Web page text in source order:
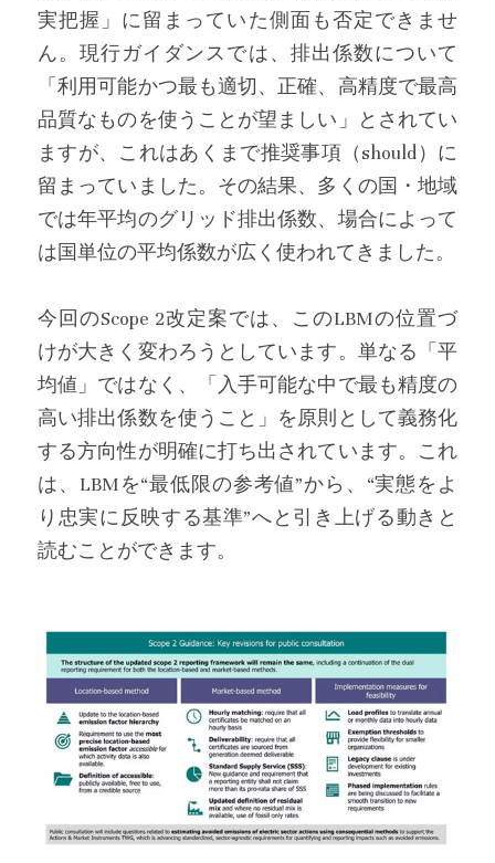
実把握」に留まっていた側面も否定できませ
ん。現行ガイダンスでは、排出係数について
「利用可能かつ最も適切、正確、高精度で最高
品質なものを使うことが望ましい」とされてい
ますが、これはあくまで推奨事項（should）に
留まっていました。その結果、多くの国・地域
では年平均のグリッド排出係数、場合によって
は国単位の平均係数が広く使われてきました。
今回のScope 2改定案では、このLBMの位置づ
けが大きく変わろうとしています。単なる「平
均値」ではなく、「入手可能な中で最も精度の
高い排出係数を使うこと」を原則として義務化
する方向性が明確に打ち出されています。これ
は、LBMを“最低限の参考値”から、“実態をよ
り忠実に反映する基準”へと引き上げる動きと
読むことができます。